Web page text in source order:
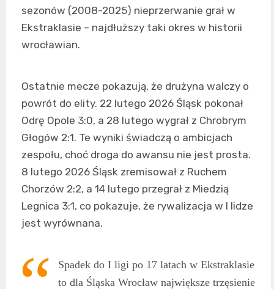
sezonów (2008-2025) nieprzerwanie grał w
Ekstraklasie – najdłuższy taki okres w historii
wrocławian.
Ostatnie mecze pokazują, że drużyna walczy o
powrót do elity. 22 lutego 2026 Śląsk pokonał
Odrę Opole 3:0, a 28 lutego wygrał z Chrobrym
Głogów 2:1. Te wyniki świadczą o ambicjach
zespołu, choć droga do awansu nie jest prosta.
8 lutego 2026 Śląsk zremisował z Ruchem
Chorzów 2:2, a 14 lutego przegrał z Miedzią
Legnica 3:1, co pokazuje, że rywalizacja w I lidze
jest wyrównana.
Spadek do I ligi po 17 latach w Ekstraklasie
to dla Śląska Wrocław największe trzęsienie